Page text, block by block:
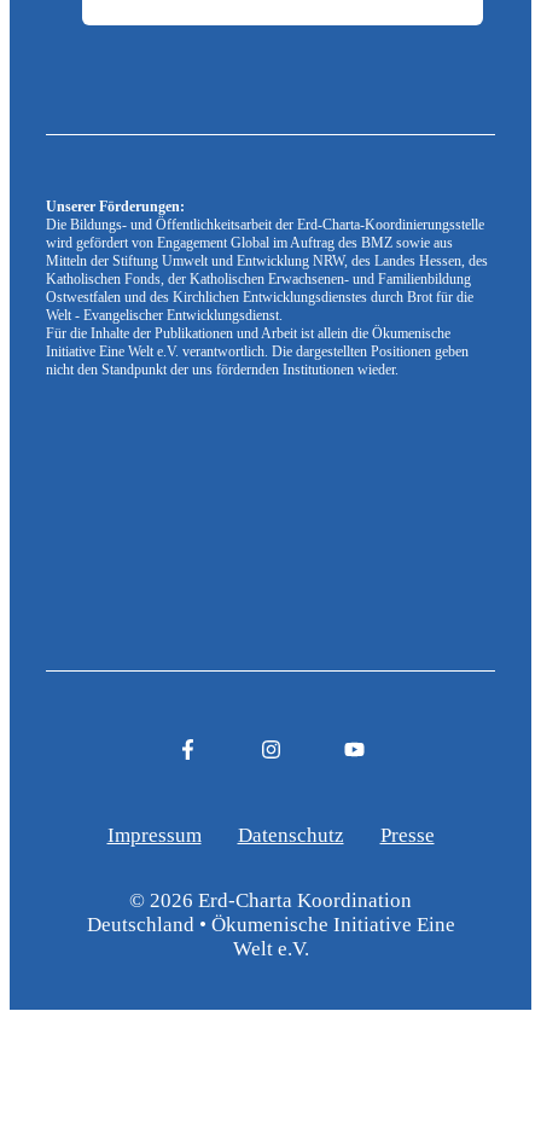
Unserer Förderungen:
Die Bildungs- und Öffentlichkeitsarbeit der Erd-Charta-Koordinierungsstelle
wird gefördert von Engagement Global im Auftrag des BMZ sowie aus
Mitteln der Stiftung Umwelt und Entwicklung NRW, des Landes Hessen, des
Katholischen Fonds, der Katholischen Erwachsenen- und Familienbildung
Ostwestfalen und des Kirchlichen Entwicklungsdienstes durch Brot für die
Welt - Evangelischer Entwicklungsdienst.
Für die Inhalte der Publikationen und Arbeit ist allein die Ökumenische
Initiative Eine Welt e.V. verantwortlich. Die dargestellten Positionen geben
nicht den Standpunkt der uns fördernden Institutionen wieder.
Impressum Datenschutz Presse
© 2026 Erd-Charta Koordination
Deutschland • Ökumenische Initiative Eine
Welt e.V.